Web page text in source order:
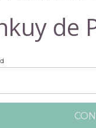
de